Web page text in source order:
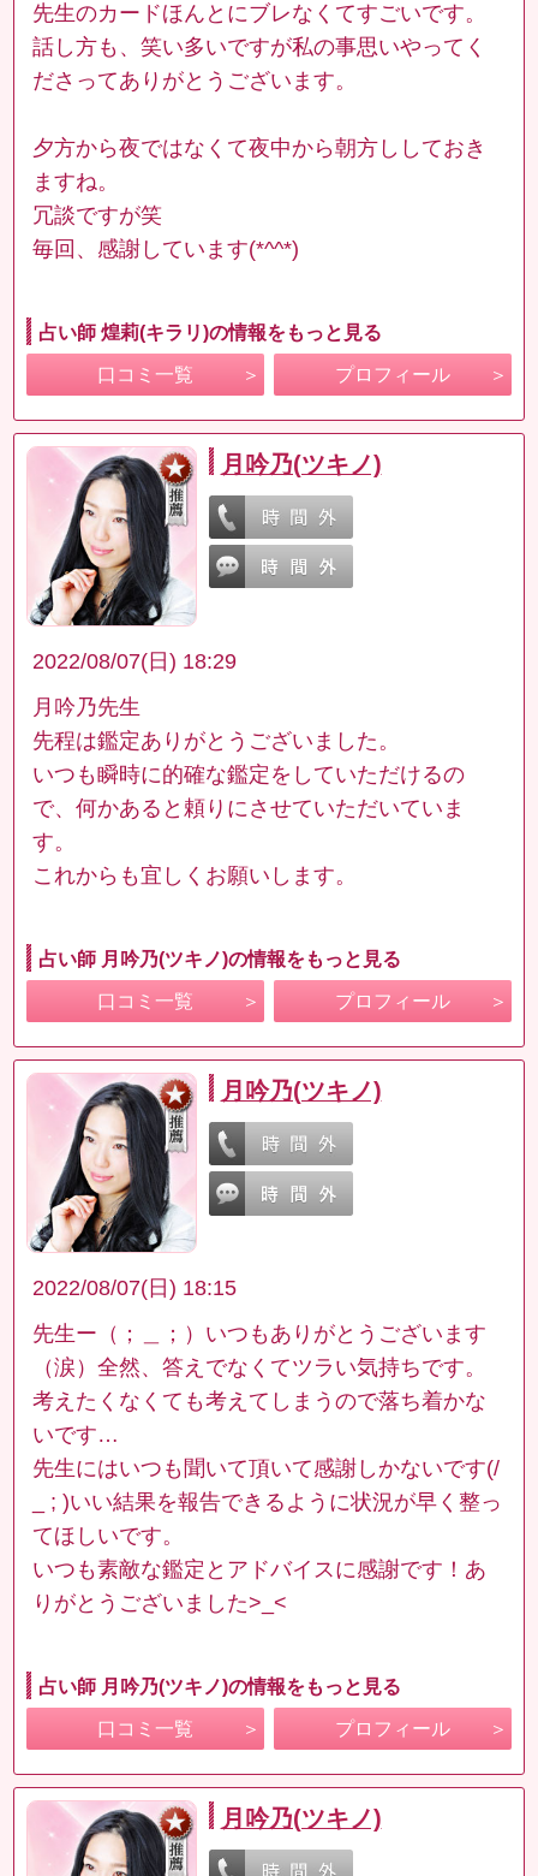
先生のカードほんとにブレなくてすごいです。
話し方も、笑い多いですが私の事思いやってく
ださってありがとうございます。
夕方から夜ではなくて夜中から朝方ししておき
ますね。
冗談ですが笑
毎回、感謝しています(*^^*)
占い師 煌莉(キラリ)の情報をもっと見る
口コミ一覧 プロフィール
月吟乃(ツキノ)
2022/08/07(日) 18:29
月吟乃先生
先程は鑑定ありがとうございました。
いつも瞬時に的確な鑑定をしていただけるの
で、何かあると頼りにさせていただいていま
す。
これからも宜しくお願いします。
占い師 月吟乃(ツキノ)の情報をもっと見る
口コミ一覧 プロフィール
月吟乃(ツキノ)
2022/08/07(日) 18:15
先生ー（；＿；）いつもありがとうございます
（涙）全然、答えでなくてツラい気持ちです。
考えたくなくても考えてしまうので落ち着かな
いです…
先生にはいつも聞いて頂いて感謝しかないです(/
_ ; )いい結果を報告できるように状況が早く整っ
てほしいです。
いつも素敵な鑑定とアドバイスに感謝です！あ
りがとうございました>_<
占い師 月吟乃(ツキノ)の情報をもっと見る
口コミ一覧 プロフィール
月吟乃(ツキノ)